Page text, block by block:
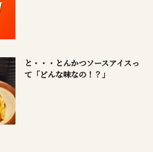
と・・・とんかつソースアイスっ
て「どんな味なの！？」